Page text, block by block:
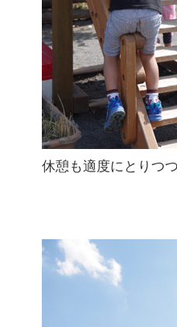
休憩も適度にとりつ